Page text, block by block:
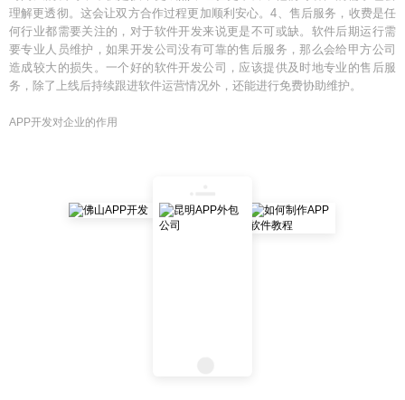
理解更透彻。这会让双方合作过程更加顺利安心。4、售后服务，收费是任
何行业都需要关注的，对于软件开发来说更是不可或缺。软件后期运行需
要专业人员维护，如果开发公司没有可靠的售后服务，那么会给甲方公司
造成较大的损失。一个好的软件开发公司，应该提供及时地专业的售后服
务，除了上线后持续跟进软件运营情况外，还能进行免费协助维护。
APP开发对企业的作用